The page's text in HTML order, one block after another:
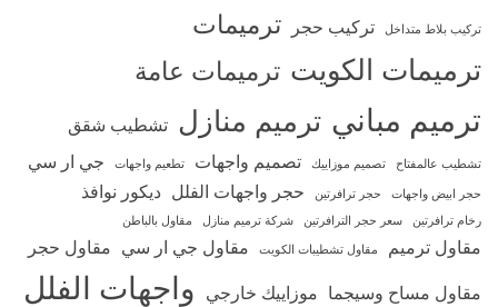
تركيب بلاط متداخل تركيب حجر ترميمات
ترميمات الكويت ترميمات عامة
ترميم مباني ترميم منازل تشطيب شقق
تشطيب عالمفتاح تصميم موزاييك تصميم واجهات تطعيم واجهات جي ار سي
حجر ابيض واجهات حجر ترافرتين حجر واجهات الفلل ديكور نوافذ
رخام ترافرتين سعر حجر الترافرتين شركة ترميم منازل مقاول بالباطن
مقاول ترميم مقاول تشطيبات الكويت مقاول جي ار سي مقاول حجر
مقاول مساح وسيجما موزاييك خارجي واجهات الفلل